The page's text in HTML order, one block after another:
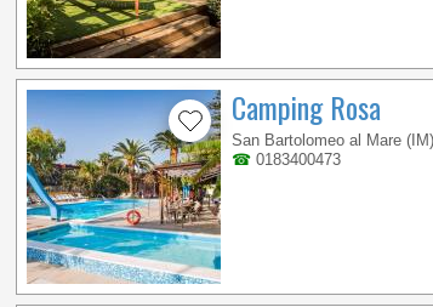
Camping Rosa
San Bartolomeo al Mare (IM)
☎ 0183400473